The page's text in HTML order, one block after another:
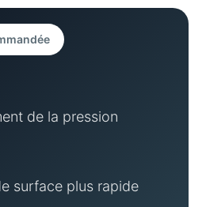
de la pression
surface plus rapide